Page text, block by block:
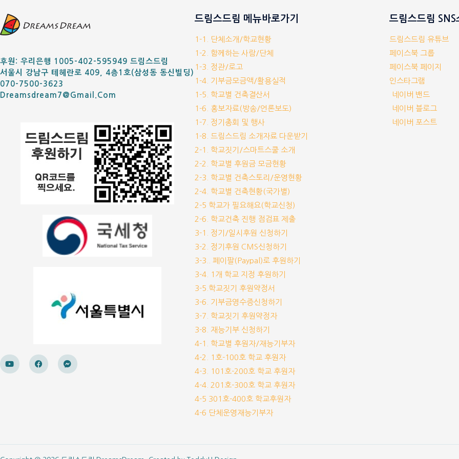
후원: 우리은행 1005-402-595949 드림스드림
서울시 강남구 테헤란로 409, 4층1호(삼성동 동신빌딩)
070-7500-3623
Dreamsdream7@gmail.com
드림스드림 메뉴바로가기
1-1. 단체소개/학교현황
1-2. 함께하는 사람/단체
1-3. 정관/로고
1-4. 기부금모금액/활용실적
1-5. 학교별 건축결산서
1-6. 홍보자료(방송/언론보도)
1-7. 정기총회 및 행사
1-8. 드림스드림 소개자료 다운받기
2-1. 학교짓기/스마트스쿨 소개
2-2. 학교별 후원금 모금현황
2-3. 학교별 건축스토리/운영현황
2-4. 학교별 건축현황(국가별)
2-5 학교가 필요해요(학교신청)
2-6. 학교건축 진행 점검표 제출
3-1. 정기/일시후원 신청하기
3-2. 정기후원 CMS신청하기
3-3.. 페이팔(Paypal)로 후원하기
3-4. 1개 학교 지정 후원하기
3-5.학교짓기 후원약정서
3-6. 기부금영수증신청하기
3-7. 학교짓기 후원약정자
3-8. 재능기부 신청하기
4-1. 학교별 후원자/재능기부자
4-2. 1호-100호 학교 후원자
4-3. 101호-200호 학교 후원자
4-4. 201호-300호 학교 후원자
4-5 301호-400호 학교후원자
4-6 단체운영재능기부자
드림스드림 SNS
드림스드림 유튜브
페이스북 그룹
페이스북 페이지
인스타그램
네이버 밴드
네이버 블로그
네이버 포스트